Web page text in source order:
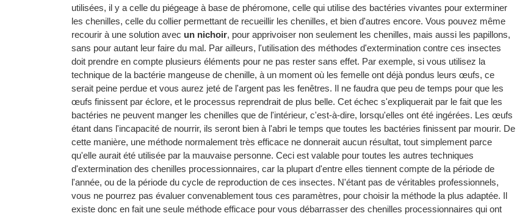
utilisées, il y a celle du piégeage à base de phéromone, celle qui utilise des bactéries vivantes pour exterminer
les chenilles, celle du collier permettant de recueillir les chenilles, et bien d'autres encore. Vous pouvez même
recourir à une solution avec un nichoir, pour apprivoiser non seulement les chenilles, mais aussi les papillons,
sans pour autant leur faire du mal. Par ailleurs, l'utilisation des méthodes d'extermination contre ces insectes
doit prendre en compte plusieurs éléments pour ne pas rester sans effet. Par exemple, si vous utilisez la
technique de la bactérie mangeuse de chenille, à un moment où les femelle ont déjà pondus leurs œufs, ce
serait peine perdue et vous aurez jeté de l'argent pas les fenêtres. Il ne faudra que peu de temps pour que les
œufs finissent par éclore, et le processus reprendrait de plus belle. Cet échec s'expliquerait par le fait que les
bactéries ne peuvent manger les chenilles que de l'intérieur, c'est-à-dire, lorsqu'elles ont été ingérées. Les œufs
étant dans l'incapacité de nourrir, ils seront bien à l'abri le temps que toutes les bactéries finissent par mourir. De
cette manière, une méthode normalement très efficace ne donnerait aucun résultat, tout simplement parce
qu'elle aurait été utilisée par la mauvaise personne. Ceci est valable pour toutes les autres techniques
d'extermination des chenilles processionnaires, car la plupart d'entre elles tiennent compte de la période de
l'année, ou de la période du cycle de reproduction de ces insectes. N'étant pas de véritables professionnels,
vous ne pourrez pas évaluer convenablement tous ces paramètres, pour choisir la méthode la plus adaptée. Il
existe donc en fait une seule méthode efficace pour vous débarrasser des chenilles processionnaires qui ont